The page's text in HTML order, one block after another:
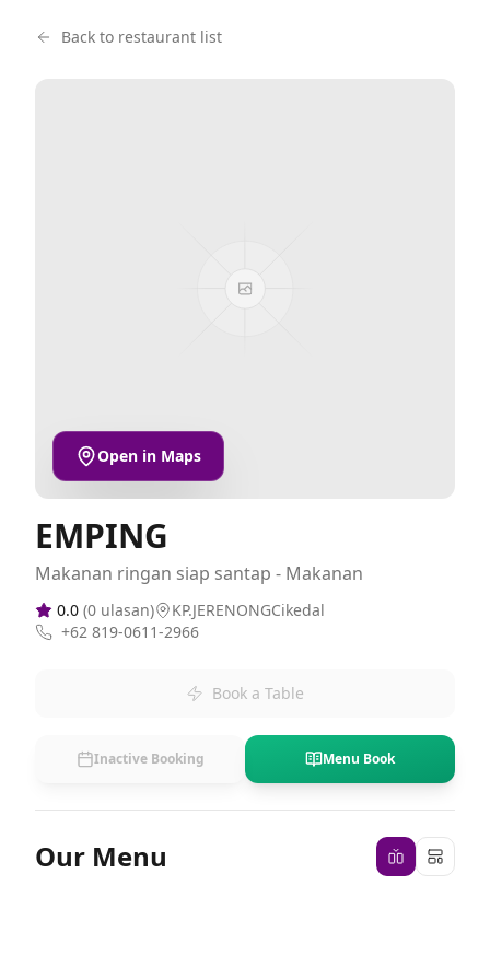
Back to restaurant list
Open in Maps
EMPING
Makanan ringan siap santap - Makanan
0.0 (0 ulasan)
KP.JERENONGCikedal
+62 819-0611-2966
Book a Table
Inactive Booking Menu Book
Our Menu